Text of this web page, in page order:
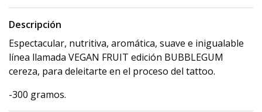
Descripción
Espectacular, nutritiva, aromática, suave e inigualable
línea llamada VEGAN FRUIT edición BUBBLEGUM
cereza, para deleitarte en el proceso del tattoo.
-300 gramos.